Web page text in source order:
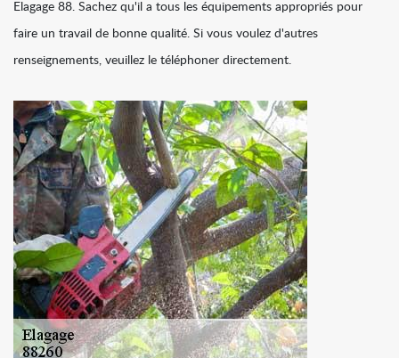
Elagage 88. Sachez qu'il a tous les équipements appropriés pour
faire un travail de bonne qualité. Si vous voulez d'autres
renseignements, veuillez le téléphoner directement.